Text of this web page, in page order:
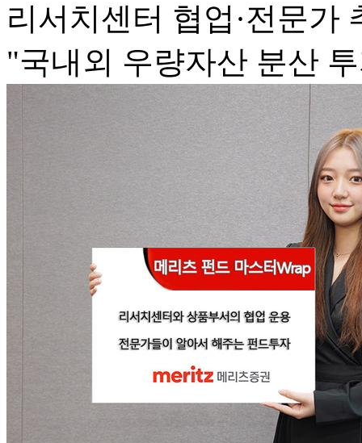
리서치센터 협업·전문가
"국내외 우량자산 분산